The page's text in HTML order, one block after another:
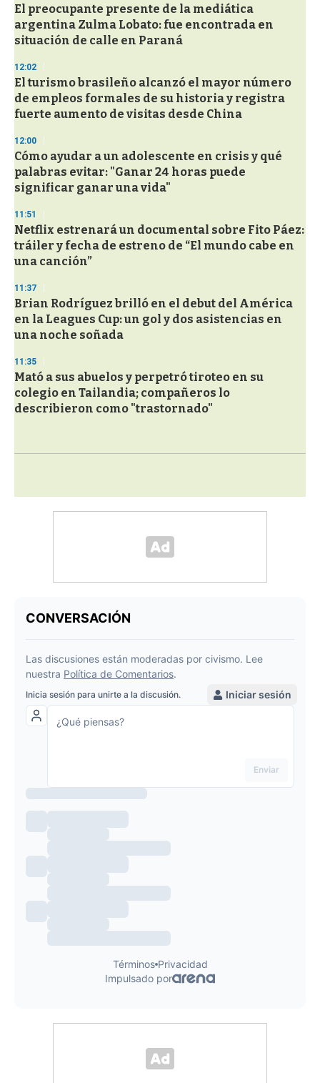
El preocupante presente de la mediática
argentina Zulma Lobato: fue encontrada en
situación de calle en Paraná
12:02
El turismo brasileño alcanzó el mayor número
de empleos formales de su historia y registra
fuerte aumento de visitas desde China
12:00
Cómo ayudar a un adolescente en crisis y qué
palabras evitar: "Ganar 24 horas puede
significar ganar una vida"
11:51
Netflix estrenará un documental sobre Fito Páez:
tráiler y fecha de estreno de “El mundo cabe en
una canción”
11:37
Brian Rodríguez brilló en el debut del América
en la Leagues Cup: un gol y dos asistencias en
una noche soñada
11:35
Mató a sus abuelos y perpetró tiroteo en su
colegio en Tailandia; compañeros lo
describieron como "trastornado"